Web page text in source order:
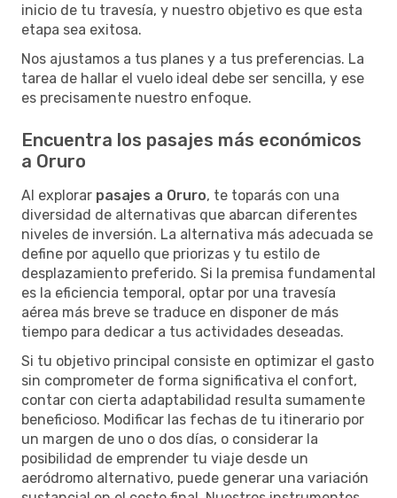
inicio de tu travesía, y nuestro objetivo es que esta
etapa sea exitosa.
Nos ajustamos a tus planes y a tus preferencias. La
tarea de hallar el vuelo ideal debe ser sencilla, y ese
es precisamente nuestro enfoque.
Encuentra los pasajes más económicos
a Oruro
Al explorar pasajes a Oruro, te toparás con una
diversidad de alternativas que abarcan diferentes
niveles de inversión. La alternativa más adecuada se
define por aquello que priorizas y tu estilo de
desplazamiento preferido. Si la premisa fundamental
es la eficiencia temporal, optar por una travesía
aérea más breve se traduce en disponer de más
tiempo para dedicar a tus actividades deseadas.
Si tu objetivo principal consiste en optimizar el gasto
sin comprometer de forma significativa el confort,
contar con cierta adaptabilidad resulta sumamente
beneficioso. Modificar las fechas de tu itinerario por
un margen de uno o dos días, o considerar la
posibilidad de emprender tu viaje desde un
aeródromo alternativo, puede generar una variación